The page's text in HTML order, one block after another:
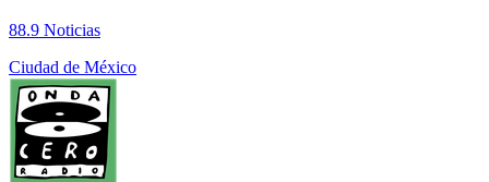
88.9 Noticias
Ciudad de México